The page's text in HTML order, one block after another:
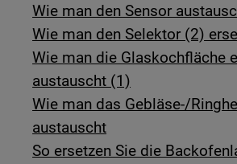
Wie man den Sensor
Wie man den Selektor (2)
Wie man die Glaskochfläche
austauscht (1)
Wie man das Gebläse-/
austauscht
So ersetzen Sie die